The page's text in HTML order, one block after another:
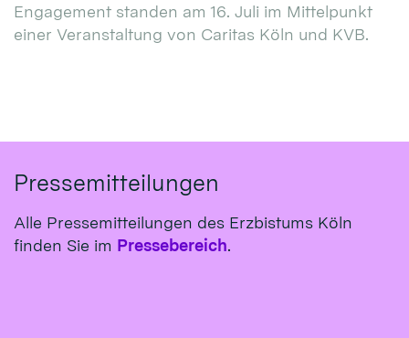
Engagement standen am 16. Juli im Mittelpunkt
einer Veranstaltung von Caritas Köln und KVB.
Pressemitteilungen
Alle Pressemitteilungen des Erzbistums Köln
finden Sie im Pressebereich.